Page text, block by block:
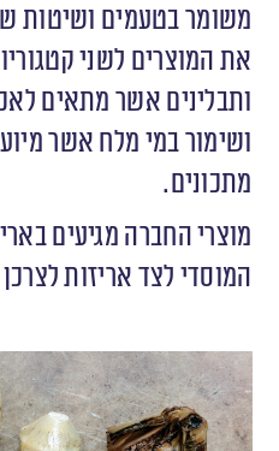
משומר בטעמים ושיטות
את המוצרים לשני
ותבלינים אשר מתאים
ושימור במי מלח אשר
מתכונים.
מוצרי החברה מגיעים
המוסדי לצד אריזות